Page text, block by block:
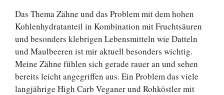
Das Thema Zähne und das Problem mit dem hohen
Kohlenhydratanteil in Kombination mit Fruchtsäuren
und besonders klebrigen Lebensmitteln wie Datteln
und Maulbeeren ist mir aktuell besonders wichtig.
Meine Zähne fühlen sich gerade rauer an und sehen
bereits leicht angegriffen aus. Ein Problem das viele
langjährige High Carb Veganer und Rohköstler mit